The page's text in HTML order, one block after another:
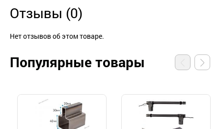
Отзывы (0)
Нет отзывов об этом товаре.
Популярные товары